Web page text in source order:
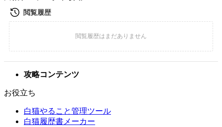
攻略コンテンツ
お役立ち
白猫やること管理ツール
白猫履歴書メーカー